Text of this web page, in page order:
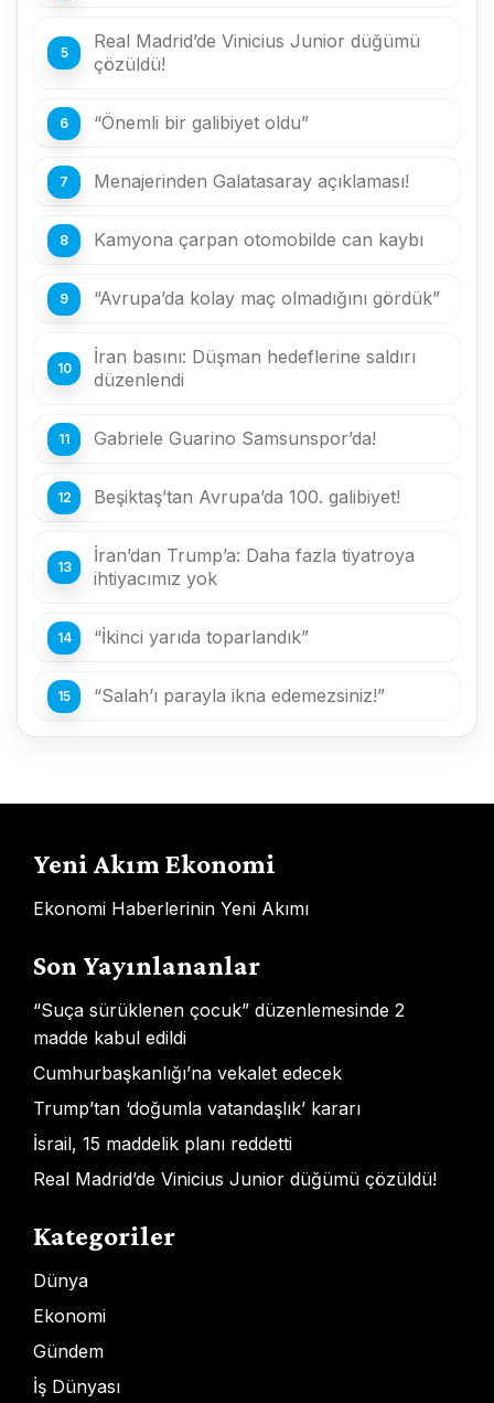
Real Madrid’de Vinicius Junior düğümü
çözüldü!
“Önemli bir galibiyet oldu”
Menajerinden Galatasaray açıklaması!
Kamyona çarpan otomobilde can kaybı
“Avrupa’da kolay maç olmadığını gördük”
İran basını: Düşman hedeflerine saldırı
düzenlendi
Gabriele Guarino Samsunspor’da!
Beşiktaş’tan Avrupa’da 100. galibiyet!
İran’dan Trump’a: Daha fazla tiyatroya
ihtiyacımız yok
“İkinci yarıda toparlandık”
“Salah’ı parayla ikna edemezsiniz!”
Yeni Akım Ekonomi
Ekonomi Haberlerinin Yeni Akımı
Son Yayınlananlar
“Suça sürüklenen çocuk” düzenlemesinde 2
madde kabul edildi
Cumhurbaşkanlığı’na vekalet edecek
Trump’tan ‘doğumla vatandaşlık’ kararı
İsrail, 15 maddelik planı reddetti
Real Madrid’de Vinicius Junior düğümü çözüldü!
Kategoriler
Dünya
Ekonomi
Gündem
İş Dünyası